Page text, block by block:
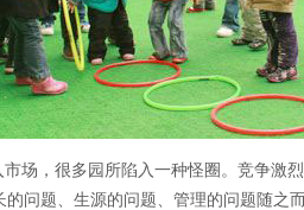
场，很多园所陷入一种怪圈。竞争激
问题、生源的问题、管理的问题随之